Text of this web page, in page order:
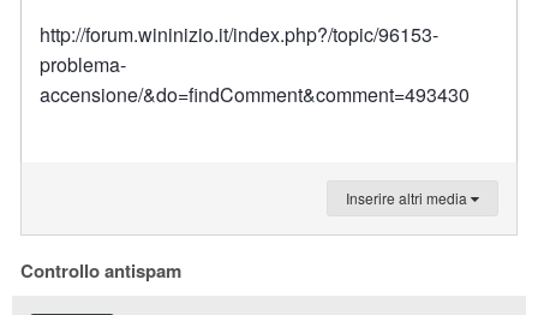
http://forum.wininizio.it/index.php?/topic/96153-
problema-
accensione/&do=findComment&comment=493430
Inserire altri media
Controllo antispam